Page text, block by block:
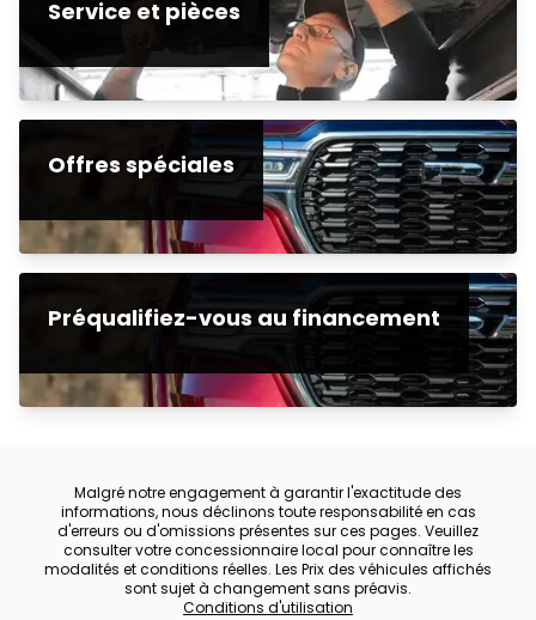
Service et pièces
Offres spéciales
Préqualifiez-vous au financement
Malgré notre engagement à garantir l'exactitude des
informations, nous déclinons toute responsabilité en cas
d'erreurs ou d'omissions présentes sur ces pages. Veuillez
consulter votre concessionnaire local pour connaître les
modalités et conditions réelles. Les Prix des véhicules affichés
sont sujet à changement sans préavis.
Conditions d'utilisation